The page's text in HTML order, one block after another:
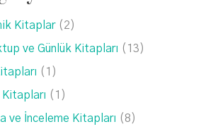
Kitaplar (2)
ve Günlük Kitapları (13)
(1)
(1)
ve İnceleme Kitapları (8)